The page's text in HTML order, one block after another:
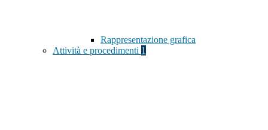
Rappresentazione grafica
Attività e procedimenti 1